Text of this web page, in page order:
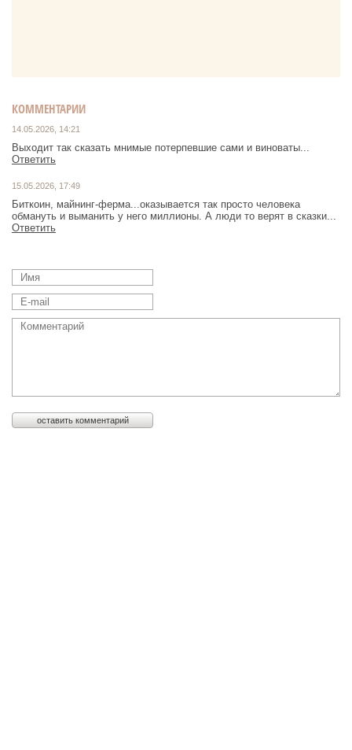
КОММЕНТАРИИ
14.05.2026, 14:21
Выходит так сказать мнимые потерпевшие сами и виноваты...
Ответить
15.05.2026, 17:49
Биткоин, майнинг-ферма...оказывается так просто человека
обмануть и выманить у него миллионы. А люди то верят в сказки...
Ответить